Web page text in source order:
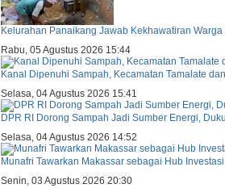
Kelurahan Panaikang Jawab Kekhawatiran
Rabu, 05 Agustus 2026 15:44
Kanal Dipenuhi Sampah, Kecamatan Tamalate
Selasa, 04 Agustus 2026 15:41
DPR RI Dorong Sampah Jadi Sumber Energi,
Selasa, 04 Agustus 2026 14:52
Munafri Tawarkan Makassar sebagai Hub
Senin, 03 Agustus 2026 20:30